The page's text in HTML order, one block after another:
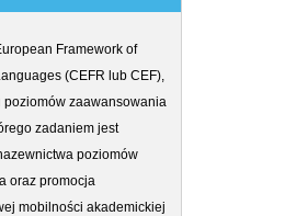
Framework of
(CEFR lub CEF),
poziomów zaawansowania
zadaniem jest
poziomów
oraz promocja
mobilności akademickiej